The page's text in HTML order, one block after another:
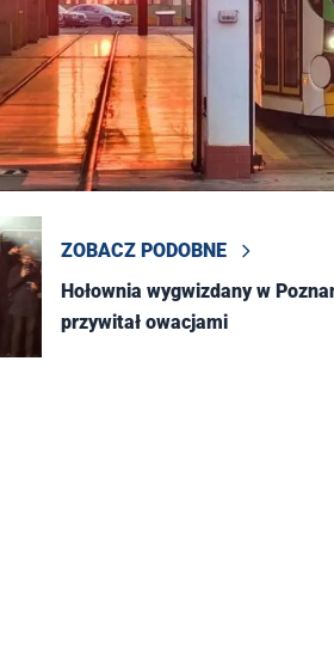
ZOBACZ PODOBNE
Hołownia wygwizdany w
przywitał owacjami